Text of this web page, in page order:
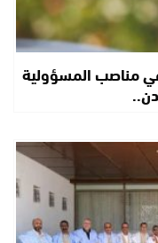
مناصب المسؤولية